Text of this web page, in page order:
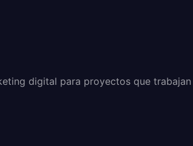
digital para proyectos que trabajan